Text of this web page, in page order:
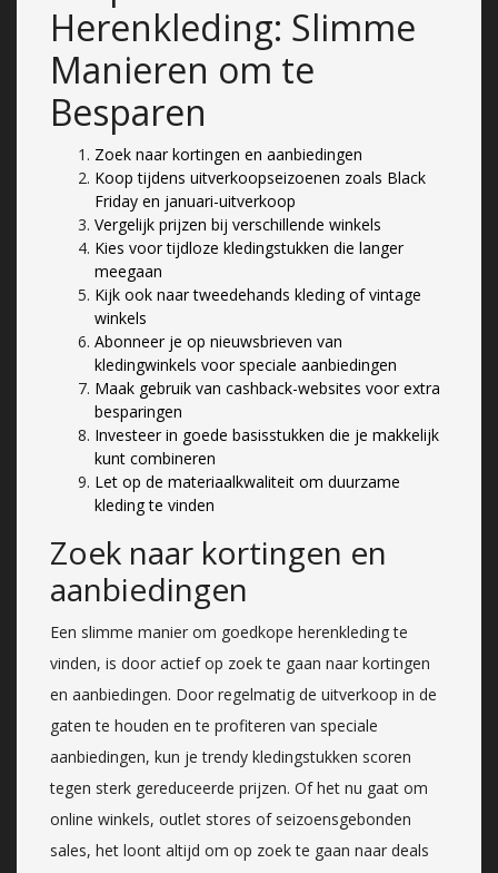
Herenkleding: Slimme
Manieren om te
Besparen
Zoek naar kortingen en aanbiedingen
Koop tijdens uitverkoopseizoenen zoals Black
Friday en januari-uitverkoop
Vergelijk prijzen bij verschillende winkels
Kies voor tijdloze kledingstukken die langer
meegaan
Kijk ook naar tweedehands kleding of vintage
winkels
Abonneer je op nieuwsbrieven van
kledingwinkels voor speciale aanbiedingen
Maak gebruik van cashback-websites voor extra
besparingen
Investeer in goede basisstukken die je makkelijk
kunt combineren
Let op de materiaalkwaliteit om duurzame
kleding te vinden
Zoek naar kortingen en
aanbiedingen
Een slimme manier om goedkope herenkleding te
vinden, is door actief op zoek te gaan naar kortingen
en aanbiedingen. Door regelmatig de uitverkoop in de
gaten te houden en te profiteren van speciale
aanbiedingen, kun je trendy kledingstukken scoren
tegen sterk gereduceerde prijzen. Of het nu gaat om
online winkels, outlet stores of seizoensgebonden
sales, het loont altijd om op zoek te gaan naar deals